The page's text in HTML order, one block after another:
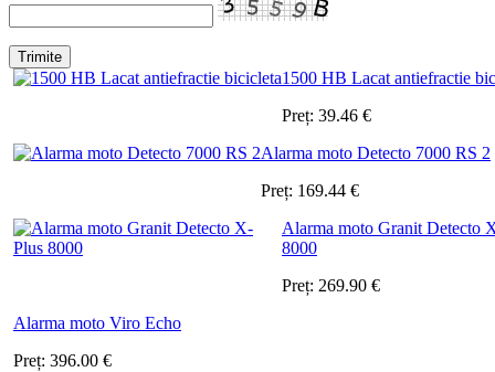
1500 HB Lacat antiefractie
Preț: 39.46 €
Alarma moto Detecto 7000 RS 2
Preț: 169.44 €
Alarma moto Granit Detecto
8000
Preț: 269.90 €
Alarma moto Viro Echo
Preț: 396.00 €